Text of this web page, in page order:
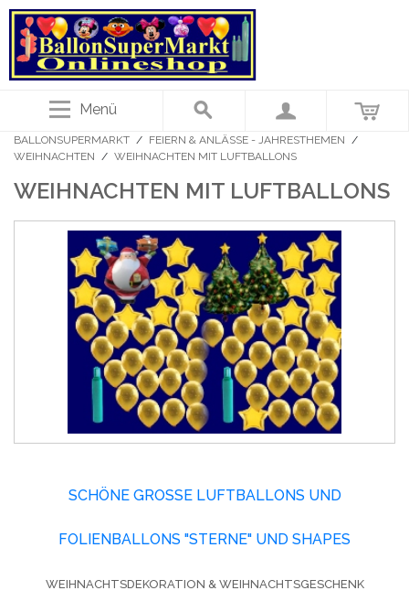
Menü
BALLONSUPERMARKT / FEIERN & ANLÄSSE - JAHRESTHEMEN /
WEIHNACHTEN / WEIHNACHTEN MIT LUFTBALLONS
WEIHNACHTEN MIT LUFTBALLONS
SCHÖNE GROSSE LUFTBALLONS UND F
OLIENBALLONS "STERNE" UND SHAPES
WEIHNACHTSDEKORATION & WEIHNACHTSGESCHENK